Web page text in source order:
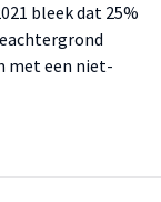
bleek dat 25%
met een niet-